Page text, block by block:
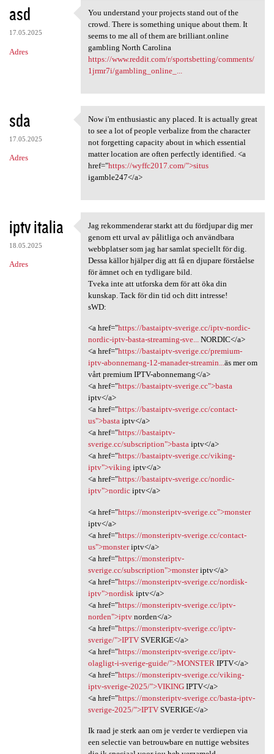
asd
17.05.2025
Adres
You understand your projects
You understand your projects stand out of the
crowd. There is something unique about them. It
seems to me all of them are brilliant.online
gambling North Carolina
https://www.reddit.com/r/sportsbetting/comments/
1jrmr7i/gambling_online_...
sda
17.05.2025
Adres
Now i'm enthusiastic any
Now i'm enthusiastic any placed. It is actually great
to see a lot of people verbalize from the character
not forgetting capacity about in which essential
matter location are often perfectly identified. <a
href="https://wyffc2017.com/">situs
igamble247</a>
iptv italia
18.05.2025
Adres
Jag rekommenderar starkt att
Jag rekommenderar starkt att du fördjupar dig mer
genom ett urval av pålitliga och användbara
webbplatser som jag har samlat speciellt för dig.
Dessa källor hjälper dig att få en djupare förståelse
för ämnet och en tydligare bild.
Tveka inte att utforska dem för att öka din
kunskap. Tack för din tid och ditt intresse!
sWD:
<a href="https://bastaiptv-sverige.cc/iptv-nordic-
nordic-iptv-basta-streaming-sve...NORDIC</a>
<a href="https://bastaiptv-sverige.cc/premium-
iptv-abonnemang-12-manader-streamin...äs mer om
vårt premium IPTV-abonnemang</a>
<a href="https://bastaiptv-sverige.cc">basta
iptv</a>
<a href="https://bastaiptv-sverige.cc/contact-
us">bastaiptv</a>
<a href="https://bastaiptv-
sverige.cc/subscription">bastaiptv</a>
<a href="https://bastaiptv-sverige.cc/viking-
iptv">viking iptv</a>
<a href="https://bastaiptv-sverige.cc/nordic-
iptv">nordiciptv</a>
<a href="https://monsteriptv-sverige.cc">monster
iptv</a>
<a href="https://monsteriptv-sverige.cc/contact-
us">monsteriptv</a>
<a href="https://monsteriptv-
sverige.cc/subscription">monsteriptv</a>
<a href="https://monsteriptv-sverige.cc/nordisk-
iptv">nordisk iptv</a>
<a href="https://monsteriptv-sverige.cc/iptv-
norden">iptvnorden</a>
<a href="https://monsteriptv-sverige.cc/iptv-
sverige/">IPTVSVERIGE</a>
<a href="https://monsteriptv-sverige.cc/iptv-
olagligt-i-sverige-guide/">MONSTER IPTV</a>
<a href="https://monsteriptv-sverige.cc/viking-
iptv-sverige-2025/">VIKINGIPTV</a>
<a href="https://monsteriptv-sverige.cc/basta-iptv-
sverige-2025/">IPTVSVERIGE</a>
Ik raad je sterk aan om je verder te verdiepen via
een selectie van betrouwbare en nuttige websites